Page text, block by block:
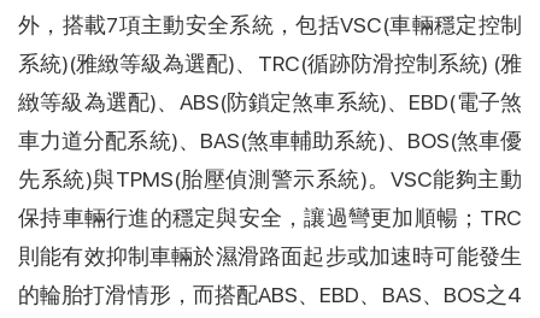
外，搭載7項主動安全系統，包括VSC(車輛穩定控制
系統)(雅緻等級為選配)、TRC(循跡防滑控制系統) (雅
緻等級為選配)、ABS(防鎖定煞車系統)、EBD(電子煞
車力道分配系統)、BAS(煞車輔助系統)、BOS(煞車優
先系統)與TPMS(胎壓偵測警示系統)。VSC能夠主動
保持車輛行進的穩定與安全，讓過彎更加順暢；TRC
則能有效抑制車輛於濕滑路面起步或加速時可能發生
的輪胎打滑情形，而搭配ABS、EBD、BAS、BOS之4